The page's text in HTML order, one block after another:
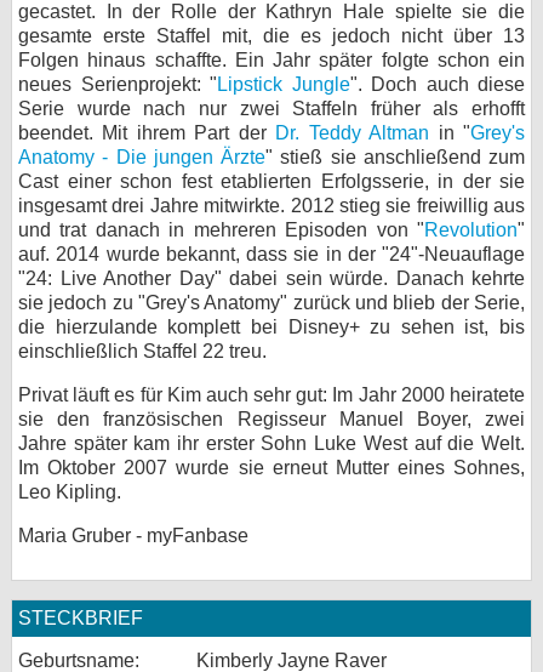
gecastet. In der Rolle der Kathryn Hale spielte sie die
gesamte erste Staffel mit, die es jedoch nicht über 13
Folgen hinaus schaffte. Ein Jahr später folgte schon ein
neues Serienprojekt: " Lipstick Jungle". Doch auch diese
Serie wurde nach nur zwei Staffeln früher als erhofft
beendet. Mit ihrem Part der Dr. Teddy Altman in "Grey's
Anatomy - Die jungen Ärzte" stieß sie anschließend zum
Cast einer schon fest etablierten Erfolgsserie, in der sie
insgesamt drei Jahre mitwirkte. 2012 stieg sie freiwillig aus
und trat danach in mehreren Episoden von "Revolution"
auf. 2014 wurde bekannt, dass sie in der "24"-Neuauflage
"24: Live Another Day" dabei sein würde. Danach kehrte
sie jedoch zu "Grey's Anatomy" zurück und blieb der Serie,
die hierzulande komplett bei Disney+ zu sehen ist, bis
einschließlich Staffel 22 treu.
Privat läuft es für Kim auch sehr gut: Im Jahr 2000 heiratete
sie den französischen Regisseur Manuel Boyer, zwei
Jahre später kam ihr erster Sohn Luke West auf die Welt.
Im Oktober 2007 wurde sie erneut Mutter eines Sohnes,
Leo Kipling.
Maria Gruber - myFanbase
STECKBRIEF
Geburtsname:
Kimberly Jayne Raver